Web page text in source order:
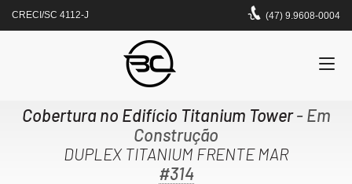
CRECI/SC 4112-J (47) 9.9608-0004
Cobertura no Edifício Titanium Tower- Em
Construção
DUPLEX TITANIUM FRENTE MAR
#314